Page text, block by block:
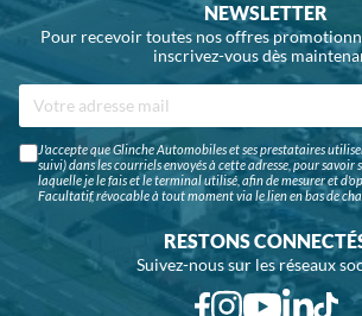
NEWSLETTER
Pour recevoir toutes nos offres
inscrivez-vous dès
J'accepte que Glinche Automobiles et ses prestataires
suivi) dans les courriels envoyés à cette adresse, pour savoir
laquelle je le fais et le terminal utilisé, afin de mesurer et
Facultatif, révocable à tout moment via le lien en bas de
RESTONS
Suivez-nous sur les réseaux